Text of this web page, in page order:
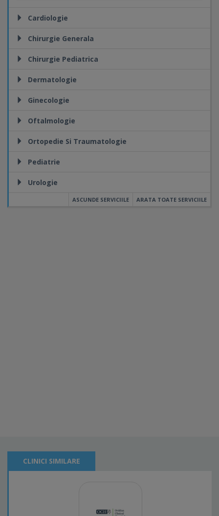
Cardiologie
Chirurgie Generala
Chirurgie Pediatrica
Dermatologie
Ginecologie
Oftalmologie
Ortopedie Si Traumatologie
Pediatrie
Urologie
ARATA TOATE SERVICIILE
ASCUNDE SERVICIILE
CLINICI SIMILARE